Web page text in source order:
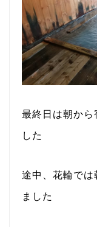
最終日は朝から
した
途中、花輪では
ました